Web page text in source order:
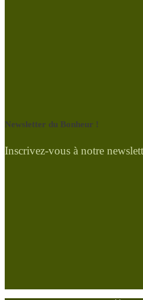
Newsletter du Bonheur !
Inscrivez-vous à notre